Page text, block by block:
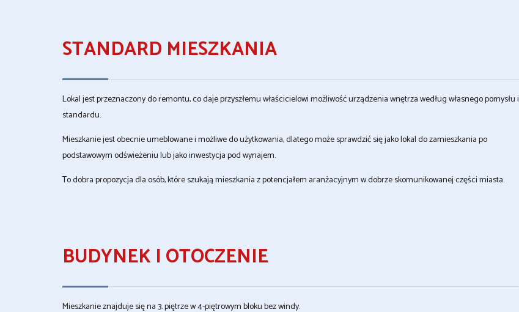
STANDARD MIESZKANIA
Lokal jest przeznaczony do remontu, co daje przyszłemu właścicielowi możliwość urządzenia wnętrza według własnego pomysłu i
standardu.
Mieszkanie jest obecnie umeblowane i możliwe do użytkowania, dlatego może sprawdzić się jako lokal do zamieszkania po
podstawowym odświeżeniu lub jako inwestycja pod wynajem.
To dobra propozycja dla osób, które szukają mieszkania z potencjałem aranżacyjnym w dobrze skomunikowanej części miasta.
BUDYNEK I OTOCZENIE
Mieszkanie znajduje się na 3. piętrze w 4-piętrowym bloku bez windy.